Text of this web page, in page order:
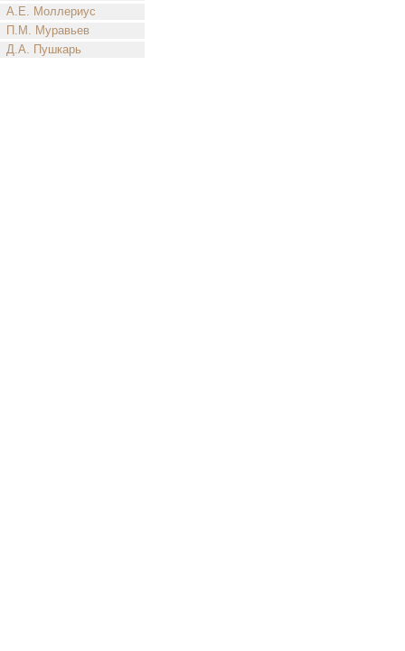
А.Е. Моллериус
П.М. Муравьев
Д.А. Пушкарь